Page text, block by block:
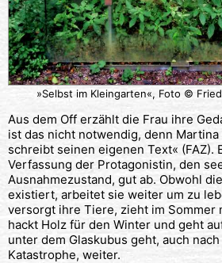
»Selbst im Kleingarten«, Foto ©
Aus dem Off erzählt die Frau ihre
ist das nicht notwendig, denn Martina
schreibt seinen eigenen Text« (FAZ).
Verfassung der Protagonistin, den
Ausnahmezustand, gut ab. Obwohl
existiert, arbeitet sie weiter um zu
versorgt ihre Tiere, zieht im Sommer
hackt Holz für den Winter und geht
unter dem Glaskubus geht, auch
Katastrophe, weiter.